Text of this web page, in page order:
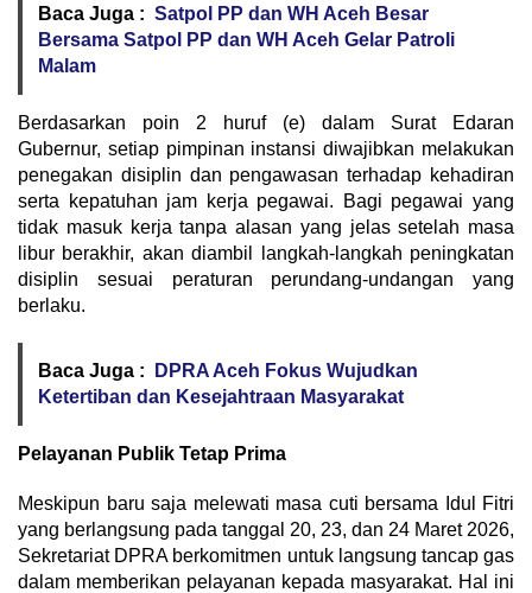
Baca Juga : Satpol PP dan WH Aceh Besar
Bersama Satpol PP dan WH Aceh Gelar Patroli
Malam
Berdasarkan poin 2 huruf (e) dalam Surat Edaran
Gubernur, setiap pimpinan instansi diwajibkan melakukan
penegakan disiplin dan pengawasan terhadap kehadiran
serta kepatuhan jam kerja pegawai. Bagi pegawai yang
tidak masuk kerja tanpa alasan yang jelas setelah masa
libur berakhir, akan diambil langkah-langkah peningkatan
disiplin sesuai peraturan perundang-undangan yang
berlaku.
Baca Juga :
DPRA Aceh Fokus Wujudkan
Ketertiban dan Kesejahtraan Masyarakat
Pelayanan Publik Tetap Prima
Meskipun baru saja melewati masa cuti bersama Idul Fitri
yang berlangsung pada tanggal 20, 23, dan 24 Maret 2026,
Sekretariat DPRA berkomitmen untuk langsung tancap gas
dalam memberikan pelayanan kepada masyarakat. Hal ini